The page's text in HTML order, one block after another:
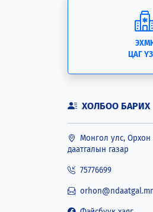
ЦАГ
ХОЛБОО БАРИХ
Монгол улс, Орхон
даатгалын газар
75776699